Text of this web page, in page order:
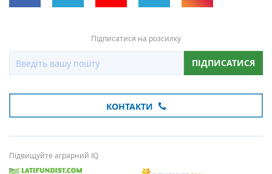
Підписатися на розсилку
ПІДПИСАТИСЯ
КОНТАКТИ
Підвищуйте аграрний IQ